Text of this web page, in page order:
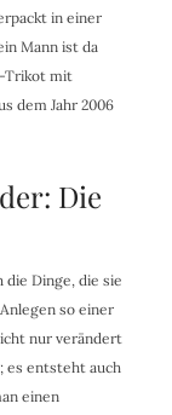
in einer
Mann ist da
Trikot mit
dem Jahr 2006
Die
die Dinge, die sie
so einer
nur verändert
es entsteht auch
einen